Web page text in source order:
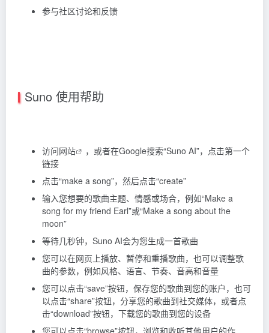
参与社区讨论和反馈
Suno 使用帮助
访问网站
，或者在Google搜索“Suno AI”，点击第一个
链接
点击“make a song”，然后点击“create”
输入您想要的歌曲主题、情感或场合，例如“Make a
song for my friend Earl”或“Make a song about the
moon”
等待几秒钟，Suno AI会为您生成一首歌曲
您可以在网页上播放、暂停和重播歌曲，也可以调整歌
曲的参数，例如风格、语言、节奏、音高和音量
您可以点击“save”按钮，保存您的歌曲到您的账户，也可
以点击“share”按钮，分享您的歌曲到社交媒体，或者点
击“download”按钮，下载您的歌曲到您的设备
您可以点击“browse”按钮，浏览和收听其他用户的作